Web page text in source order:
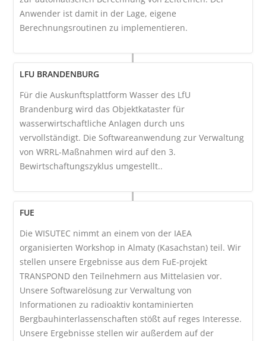
Anwender ist damit in der Lage, eigene
Berechnungsroutinen zu implementieren.
LFU BRANDENBURG
Für die Auskunftsplattform Wasser des LfU
Brandenburg wird das Objektkataster für
wasserwirtschaftliche Anlagen durch uns
vervollständigt. Die Softwareanwendung zur Verwaltung
von WRRL-Maßnahmen wird auf den 3.
Bewirtschaftungszyklus umgestellt..
FUE
Die WISUTEC nimmt an einem von der IAEA
organisierten Workshop in Almaty (Kasachstan) teil. Wir
stellen unsere Ergebnisse aus dem FuE-projekt
TRANSPOND den Teilnehmern aus Mittelasien vor.
Unsere Softwarelösung zur Verwaltung von
Informationen zu radioaktiv kontaminierten
Bergbauhinterlassenschaften stößt auf reges Interesse.
Unsere Ergebnisse stellen wir außerdem auf der